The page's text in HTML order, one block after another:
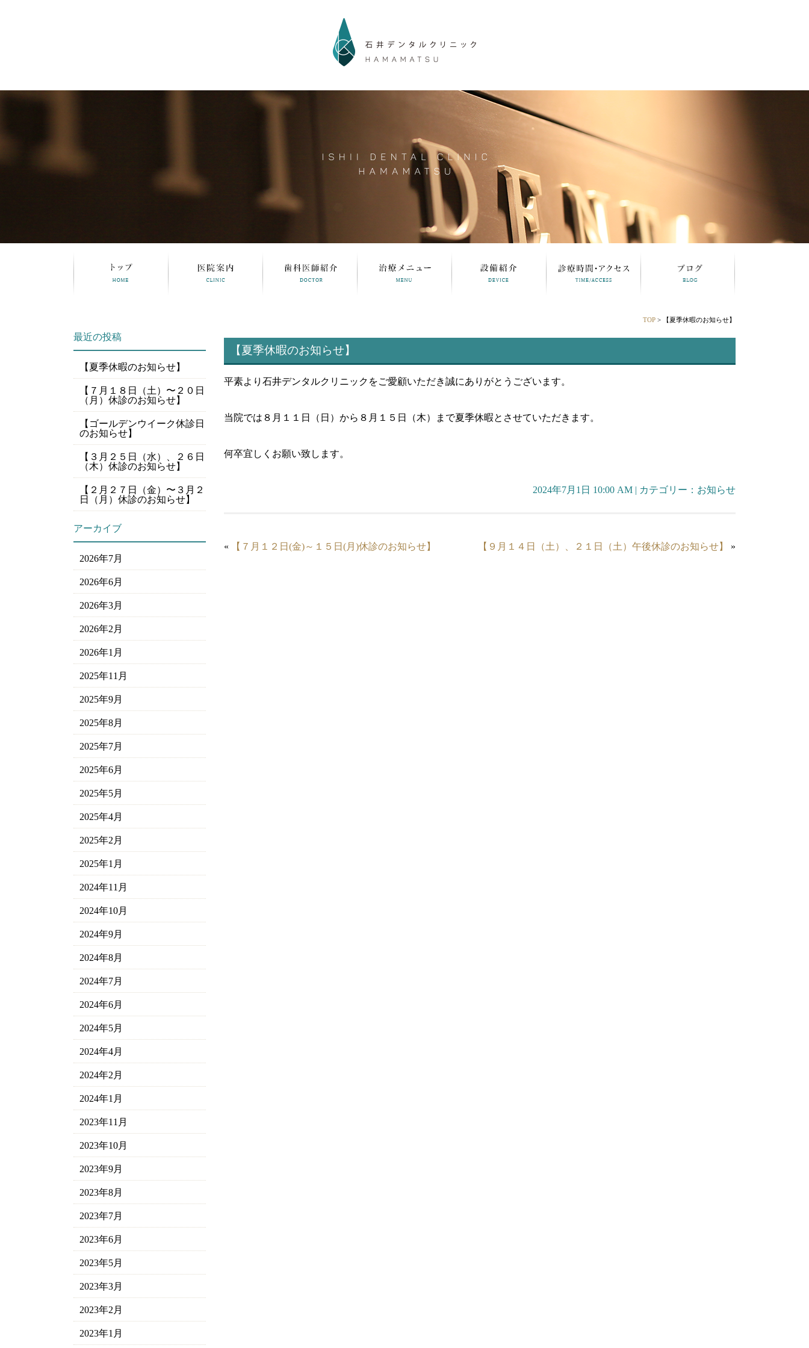
TOP > 【夏季休暇のお知らせ】
【夏季休暇のお知らせ】
平素より石井デンタルクリニックをご愛顧いただき誠にありがとうございます。
当院では８月１１日（日）から８月１５日（木）まで夏季休暇とさせていただきます。
何卒宜しくお願い致します。
2024年7月1日 10:00 AM | カテゴリー： お知らせ
« 【７月１２日(金)～１５日(月)休診のお知らせ】 【９月１４日（土）、２１日（土）午後休診のお知らせ】 »
最近の投稿
【夏季休暇のお知らせ】
【７月１８日（土）〜２０日
（月）休診のお知らせ】
【ゴールデンウイーク休診日
のお知らせ】
【３月２５日（水）、２６日
（木）休診のお知らせ】
【２月２７日（金）〜３月２
日（月）休診のお知らせ】
アーカイブ
2026年7月
2026年6月
2026年3月
2026年2月
2026年1月
2025年11月
2025年9月
2025年8月
2025年7月
2025年6月
2025年5月
2025年4月
2025年2月
2025年1月
2024年11月
2024年10月
2024年9月
2024年8月
2024年7月
2024年6月
2024年5月
2024年4月
2024年2月
2024年1月
2023年11月
2023年10月
2023年9月
2023年8月
2023年7月
2023年6月
2023年5月
2023年3月
2023年2月
2023年1月